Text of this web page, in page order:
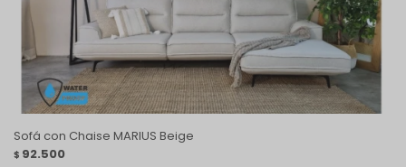
Sofá con Chaise MARIUS Beige
$ 92.500